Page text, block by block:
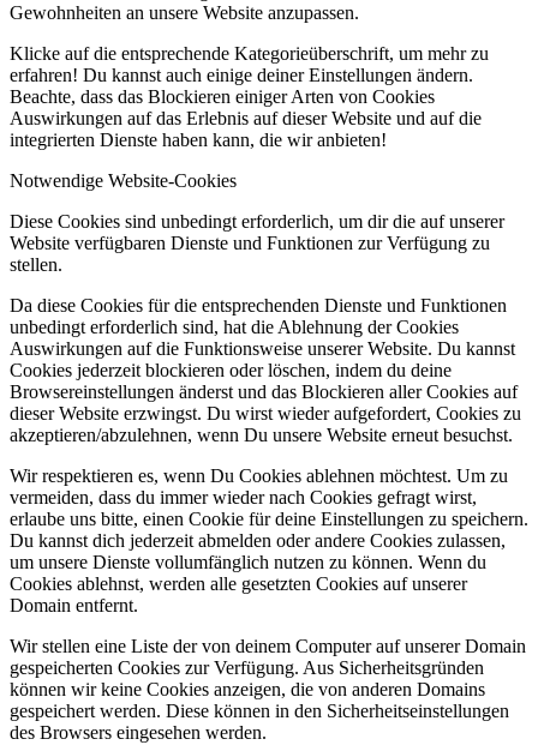
Gewohnheiten an unsere Website anzupassen.
Klicke auf die entsprechende Kategorieüberschrift, um mehr zu
erfahren! Du kannst auch einige deiner Einstellungen ändern.
Beachte, dass das Blockieren einiger Arten von Cookies
Auswirkungen auf das Erlebnis auf dieser Website und auf die
integrierten Dienste haben kann, die wir anbieten!
Notwendige Website-Cookies
Diese Cookies sind unbedingt erforderlich, um dir die auf unserer
Website verfügbaren Dienste und Funktionen zur Verfügung zu
stellen.
Da diese Cookies für die entsprechenden Dienste und Funktionen
unbedingt erforderlich sind, hat die Ablehnung der Cookies
Auswirkungen auf die Funktionsweise unserer Website. Du kannst
Cookies jederzeit blockieren oder löschen, indem du deine
Browsereinstellungen änderst und das Blockieren aller Cookies auf
dieser Website erzwingst. Du wirst wieder aufgefordert, Cookies zu
akzeptieren/abzulehnen, wenn Du unsere Website erneut besuchst.
Wir respektieren es, wenn Du Cookies ablehnen möchtest. Um zu
vermeiden, dass du immer wieder nach Cookies gefragt wirst,
erlaube uns bitte, einen Cookie für deine Einstellungen zu speichern.
Du kannst dich jederzeit abmelden oder andere Cookies zulassen,
um unsere Dienste vollumfänglich nutzen zu können. Wenn du
Cookies ablehnst, werden alle gesetzten Cookies auf unserer
Domain entfernt.
Wir stellen eine Liste der von deinem Computer auf unserer Domain
gespeicherten Cookies zur Verfügung. Aus Sicherheitsgründen
können wir keine Cookies anzeigen, die von anderen Domains
gespeichert werden. Diese können in den Sicherheitseinstellungen
des Browsers eingesehen werden.